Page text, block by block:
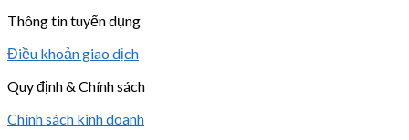
Thông tin tuyển dụng
Điều khoản giao dịch
Quy định & Chính sách
Chính sách kinh doanh